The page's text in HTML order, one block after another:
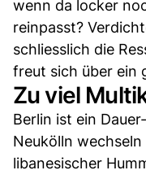
wenn da locker
reinpasst?
schliesslich die
freut sich über ein
Zu viel
Berlin ist ein
Neukölln
libanesischer